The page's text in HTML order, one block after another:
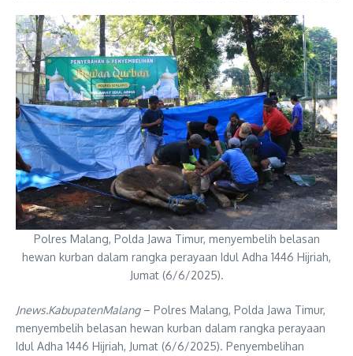
Polres Malang, Polda Jawa Timur, menyembelih belasan
hewan kurban dalam rangka perayaan Idul Adha 1446 Hijriah,
Jumat (6/6/2025).
Jnews.KabupatenMalang– Polres Malang, Polda Jawa Timur,
menyembelih belasan hewan kurban dalam rangka perayaan
Idul Adha 1446 Hijriah, Jumat (6/6/2025). Penyembelihan